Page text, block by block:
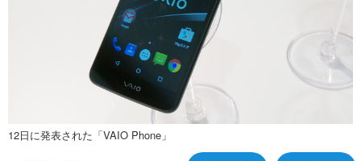
12日に発表された「VAIO Phone」